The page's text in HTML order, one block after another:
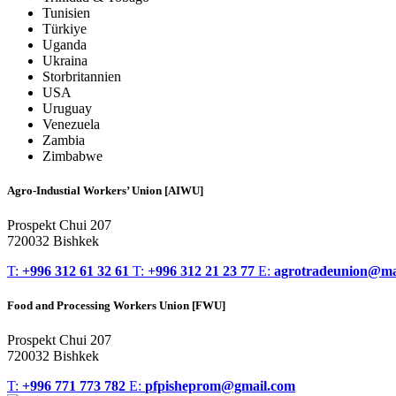
Tunisien
Türkiye
Uganda
Ukraina
Storbritannien
USA
Uruguay
Venezuela
Zambia
Zimbabwe
Agro-Industial Workers’ Union [AIWU]
Prospekt Chui 207
720032 Bishkek
T: +996 312 61 32 61 T: +996 312 21 23 77 E:
Food and Processing Workers Union [FWU]
Prospekt Chui 207
720032 Bishkek
T: +996 771 773 782 E: pfpisheprom@gmail.com